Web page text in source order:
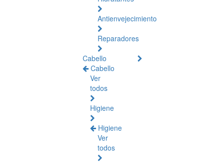
Antienvejecimiento
Reparadores
Cabello
Cabello
Ver
todos
Higiene
Higiene
Ver
todos